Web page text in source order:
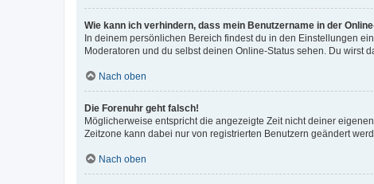
Wie kann ich verhindern, dass mein Benutzername in der
In deinem persönlichen Bereich findest du in den Einstellungen
Moderatoren und du selbst deinen Online-Status sehen. Du wirst
Nach oben
Die Forenuhr geht falsch!
Möglicherweise entspricht die angezeigte Zeit nicht deiner
Zeitzone kann dabei nur von registrierten Benutzern geändert
Nach oben